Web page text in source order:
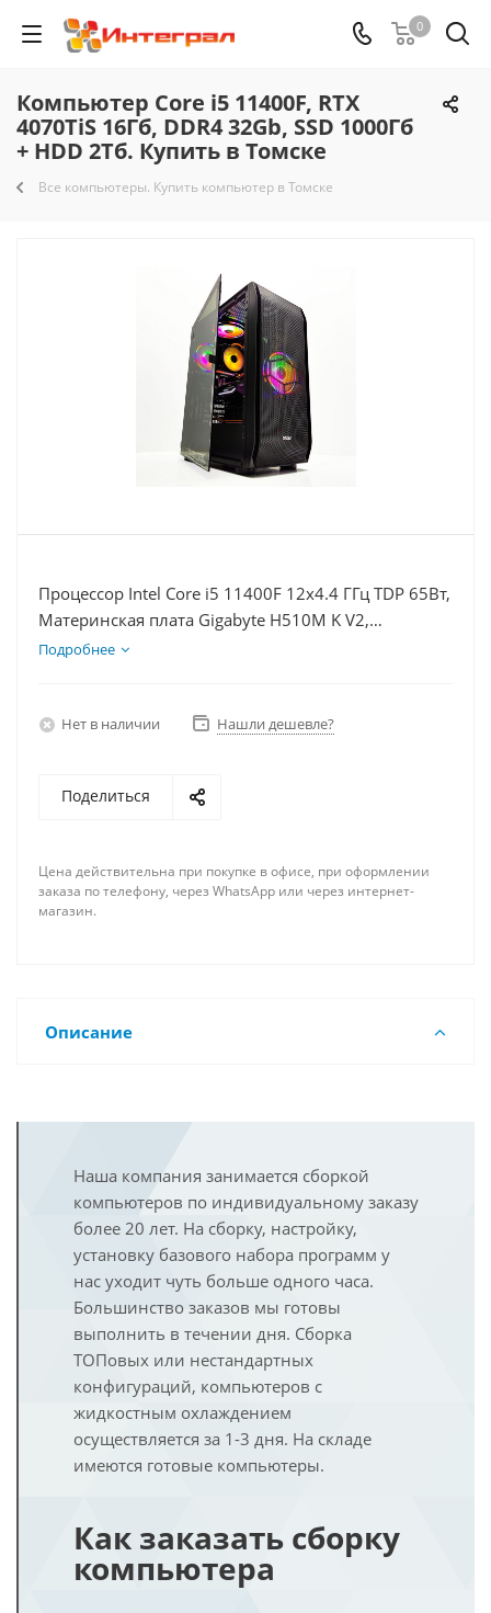
0
Компьютер Core i5 11400F, RTX
4070TiS 16Гб, DDR4 32Gb, SSD 1000Гб
+ HDD 2Тб. Купить в Томске
Все компьютеры. Купить компьютер в Томске
Процессор Intel Core i5 11400F 12x4.4 ГГц TDP 65Вт,
Материнская плата Gigabyte H510M K V2,
Видеокарта RTX 4070TiS 16Гб, Память DDR4 32Gb,
Подробнее
Нет в наличии Нашли дешевле?
Поделиться
Цена действительна при покупке в офисе, при оформлении
заказа по телефону, через WhatsApp или через интернет-
магазин.
Описание
Наша компания занимается сборкой
компьютеров по индивидуальному заказу
более 20 лет. На сборку, настройку,
установку базового набора программ у
нас уходит чуть больше одного часа.
Большинство заказов мы готовы
выполнить в течении дня. Сборка
ТОПовых или нестандартных
конфигураций, компьютеров с
жидкостным охлаждением
осуществляется за 1-3 дня. На складе
имеются готовые компьютеры.
Как заказать сборку
компьютера